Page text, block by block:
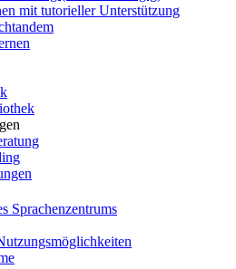
mit tutorieller Unterstützung
Sprachenzentrums